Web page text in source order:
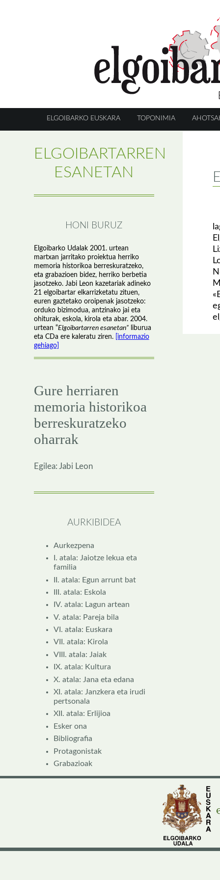
ELGOIBARKO EUSKARA TOPONIMIA
ELGOIBARTARREN
ESANETAN
HONI BURUZ
Elgoibarko Udalak 2001. urtean
martxan jarritako proiektua herriko
memoria historikoa berreskuratzeko,
eta grabazioen bidez, herriko berbetia
jasotzeko. Jabi Leon kazetariak adineko
21 elgoibartar elkarrizketatu zituen,
euren gaztetako oroipenak jasotzeko:
orduko bizimodua, antzinako jai eta
ohiturak, eskola, kirola eta abar. 2004.
urtean “Elgoibartarren esanetan”liburua
eta CDa ere kaleratu ziren. [informazio
gehiago]
Gure herriaren
memoria historikoa
berreskuratzeko
oharrak
Egilea: Jabi Leon
AURKIBIDEA
Aurkezpena
I. atala: Jaiotze lekua eta
familia
II. atala: Egun arrunt bat
III. atala: Eskola
IV. atala: Lagun artean
V. atala: Pareja bila
VI. atala: Euskara
VII. atala: Kirola
VIII. atala: Jaiak
IX. atala: Kultura
X. atala: Jana eta edana
XI. atala: Janzkera eta irudi
pertsonala
XII. atala: Erlijioa
Esker ona
Bibliografia
Protagonistak
Grabazioak